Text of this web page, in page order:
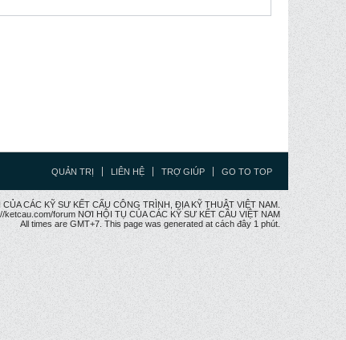
QUẢN TRỊ LIÊN HỆ TRỢ GIÚP GO TO TOP
CÁC KỸ SƯ KẾT CẤU CÔNG TRÌNH, ĐỊA KỸ THUẬT VIỆT NAM.
ketcau.com/forum NƠI HỘI TỤ CỦA CÁC KỸ SƯ KẾT CÂU VIỆT NAM
All times are GMT+7. This page was generated at cách đây 1 phút.